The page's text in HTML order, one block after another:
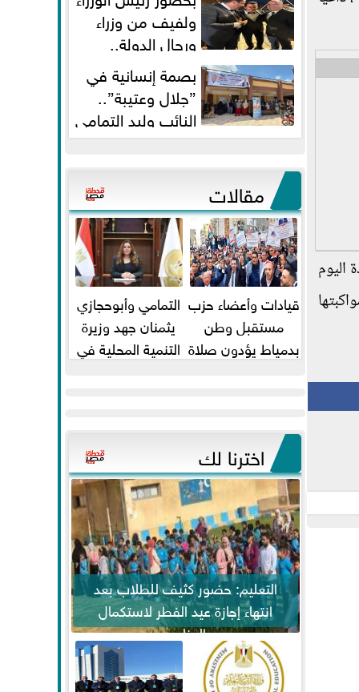
المتحدة اليوم
ولفيف من وزراء
ورجال الدولة..
النائبان وليد التمامي ومحمد...
بصمة إنسانية في
”جلال وعتيبة”..
النائب وليد التمامي
والبروفيسور جمال شيحة يداويان...
مقالات
قيادات وأعضاء حزب
مستقبل وطن
بدمياط يؤدون صلاة
التمامي وأبوحجازي
يثمنان جهد وزيرة
التنمية المحلية في
اخترنا لك
التعليم: حضور كثيف للطلاب بعد
انتهاء إجازة عيد الفطر لاستكمال
المناهج